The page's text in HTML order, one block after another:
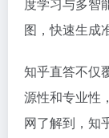
图，快速生成
知乎直答不仅
源性和专业性
网了解到，知